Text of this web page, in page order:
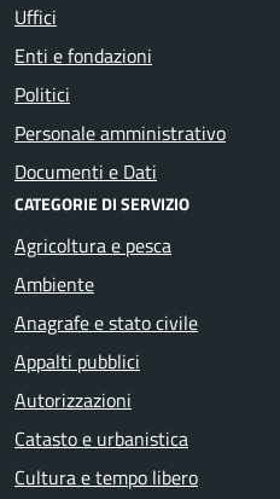
Uffici
Enti e fondazioni
Politici
Personale amministrativo
Documenti e Dati
CATEGORIE DI SERVIZIO
Agricoltura e pesca
Ambiente
Anagrafe e stato civile
Appalti pubblici
Autorizzazioni
Catasto e urbanistica
Cultura e tempo libero